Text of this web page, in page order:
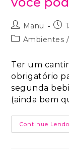
Manu
Ambientes /
Ter um
obrigatório
segunda
(ainda bem
Continue Lendo